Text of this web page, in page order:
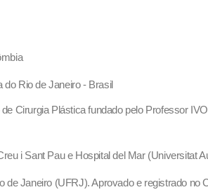
do Rio de Janeiro - Brasil
Cirurgia Plástica fundado pelo Professor
i Sant Pau e Hospital del Mar (Universitat
Janeiro (UFRJ). Aprovado e registrado no